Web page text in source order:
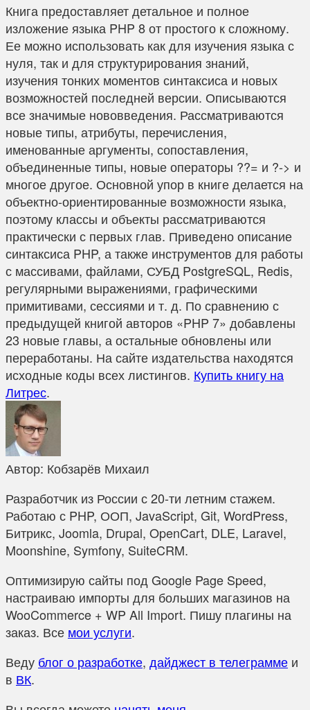
Книга предоставляет детальное и полное
изложение языка PHP 8 от простого к сложному.
Ее можно использовать как для изучения языка с
нуля, так и для структурирования знаний,
изучения тонких моментов синтаксиса и новых
возможностей последней версии. Описываются
все значимые нововведения. Рассматриваются
новые типы, атрибуты, перечисления,
именованные аргументы, сопоставления,
объединенные типы, новые операторы ??= и ?-> и
многое другое. Основной упор в книге делается на
объектно-ориентированные возможности языка,
поэтому классы и объекты рассматриваются
практически с первых глав. Приведено описание
синтаксиса PHP, а также инструментов для работы
с массивами, файлами, СУБД PostgreSQL, Redis,
регулярными выражениями, графическими
примитивами, сессиями и т. д. По сравнению с
предыдущей книгой авторов «PHP 7» добавлены
23 новые главы, а остальные обновлены или
переработаны. На сайте издательства находятся
исходные коды всех листингов. Купить книгу на
Литрес.
Автор: Кобзарёв Михаил
Разработчик из России с 20-ти летним стажем.
Работаю с PHP, ООП, JavaScript, Git, WordPress,
Битрикс, Joomla, Drupal, OpenCart, DLE, Laravel,
Moonshine, Symfony, SuiteCRM.
Оптимизирую сайты под Google Page Speed,
настраиваю импорты для больших магазинов на
WooCommerce + WP All Import. Пишу плагины на
заказ. Все мои услуги.
Веду блог о разработке, дайджест в телеграмме и
в ВК.